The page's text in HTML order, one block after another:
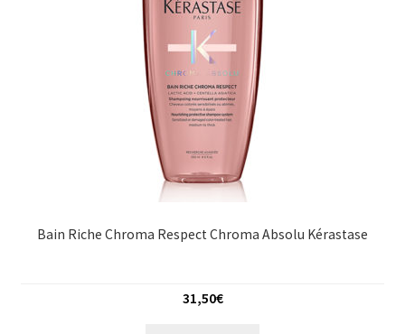
Bain Riche Chroma Respect Chroma Absolu Kérastase
31,50€